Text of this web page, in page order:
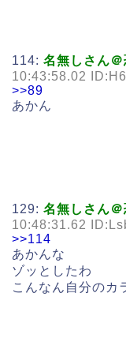
114: 名無しさん
10:43:58.02
>>89
あかん
129: 名無しさん
10:48:31.62
>>114
あかんな
ゾッとしたわ
こんなん自分のカ